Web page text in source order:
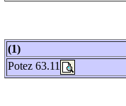
(1)
Potez 63.11